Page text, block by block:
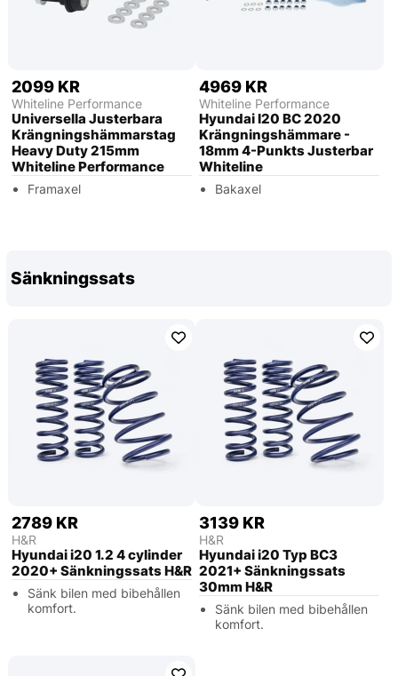
2099 KR
Whiteline Performance
Universella Justerbara
Krängningshämmarstag
Heavy Duty 215mm
Whiteline Performance
Framaxel
4969 KR
Whiteline Performance
Hyundai I20 BC 2020
Krängningshämmare -
18mm 4-Punkts Justerbar
Whiteline
Bakaxel
Sänkningssats
2789 KR
H&R
Hyundai i20 1.2 4 cylinder
2020+ Sänkningssats H&R
Sänk bilen med bibehållen
komfort.
3139 KR
H&R
Hyundai i20 Typ BC3
2021+ Sänkningssats
30mm H&R
Sänk bilen med bibehållen
komfort.